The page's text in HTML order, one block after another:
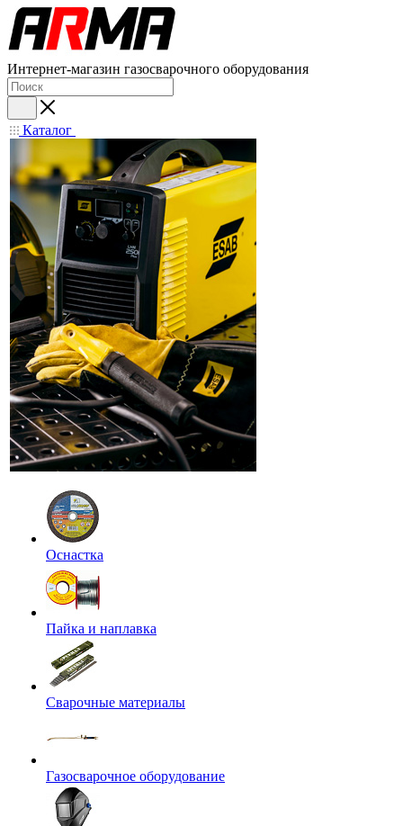
Интернет-магазин газосварочного оборудования
Каталог
Оснастка
Пайка и наплавка
Сварочные материалы
Газосварочное оборудование